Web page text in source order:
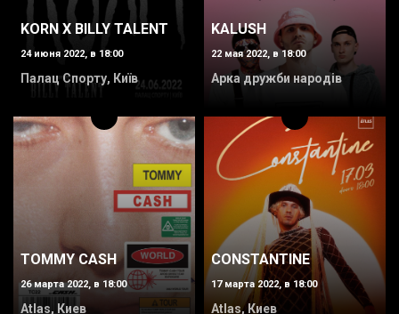
KORN X BILLY TALENT
24 июня 2022, в 18:00
Палац Спорту, Київ
KALUSH
22 мая 2022, в 18:00
Арка дружби народів
TOMMY CASH
26 марта 2022, в 18:00
Atlas, Киев
CONSTANTINE
17 марта 2022, в 18:00
Atlas, Киев